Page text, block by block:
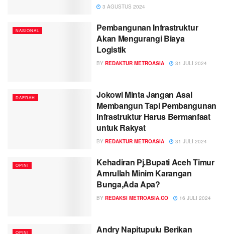
3 AGUSTUS 2024
NASIONAL
Pembangunan Infrastruktur
Akan Mengurangi Biaya
Logistik
BY REDAKTUR METROASIA 31 JULI 2024
DAERAH
Jokowi Minta Jangan Asal
Membangun Tapi Pembangunan
Infrastruktur Harus Bermanfaat
untuk Rakyat
BY REDAKTUR METROASIA 31 JULI 2024
OPINI
Kehadiran Pj.Bupati Aceh Timur
Amrullah Minim Karangan
Bunga,Ada Apa?
BY REDAKSI METROASIA.CO 16 JULI 2024
OPINI
Andry Napitupulu Berikan